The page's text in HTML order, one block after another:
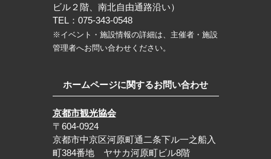
ビル２階、南北自由通路沿い）
TEL：075-343-0548
※イベント・施設情報の詳細は、主催者・施設
管理者へお問い合わせください。
ホームページに関するお問い合わせ
京都市観光協会
〒604-0924
京都市中京区河原町通二条下ル一之船入
町384番地 ヤサカ河原町ビル8階